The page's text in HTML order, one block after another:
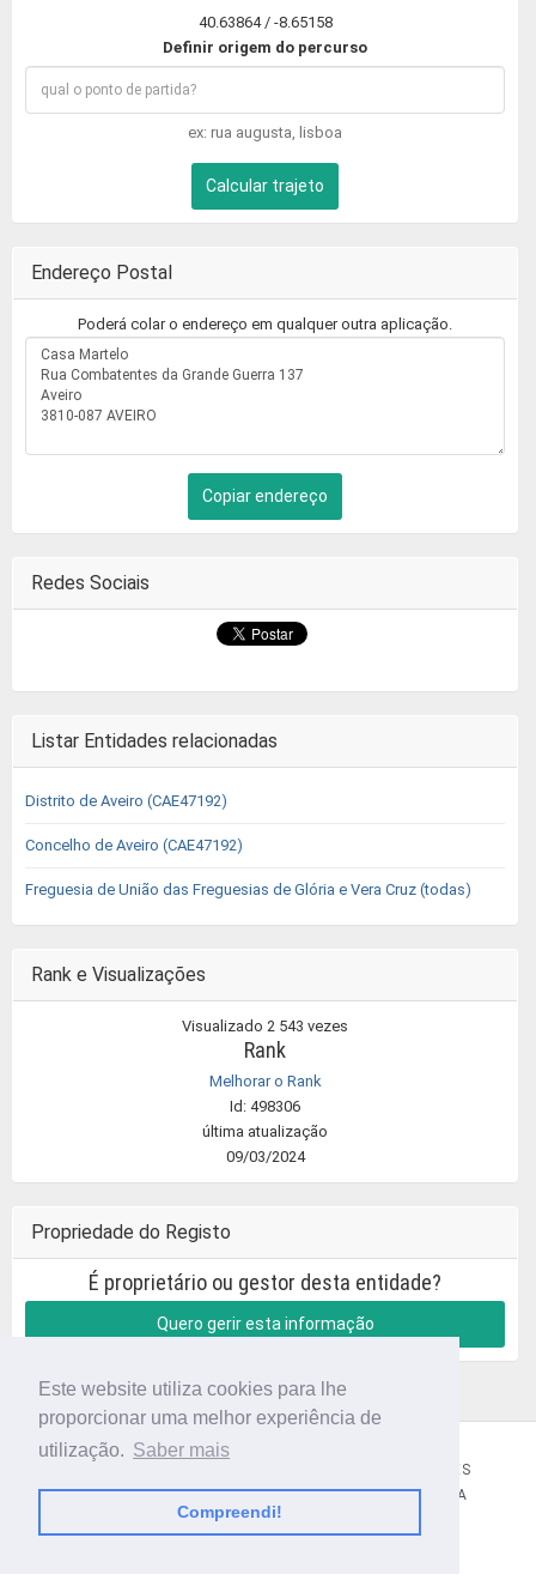
Este website utiliza cookies para lhe
proporcionar uma melhor experiência de
utilização. Saber mais
Compreendi!
40.63864 / -8.65158
Definir origem do percurso
ex: rua augusta, lisboa
Calcular trajeto
Endereço Postal
Poderá colar o endereço em qualquer outra aplicação.
Copiar endereço
Redes Sociais
Listar Entidades relacionadas
Distrito de Aveiro (CAE47192)
Concelho de Aveiro (CAE47192)
Freguesia de União das Freguesias de Glória e Vera Cruz (todas)
Rank e Visualizações
Visualizado 2 543 vezes
Rank
Melhorar o Rank
Id: 498306
última atualização
09/03/2024
Propriedade do Registo
É proprietário ou gestor desta entidade?
Quero gerir esta informação
TERMOS E CONDIÇÕES
POLÍTICA DE PRIVACIDADE
CONTACTOS AJUDA